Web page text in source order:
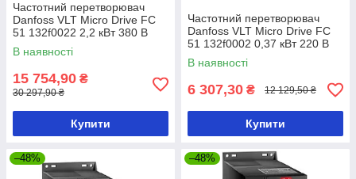
Частотний перетворювач
Danfoss VLT Micro Drive FC
51 132f0022 2,2 кВт 380 В
В наявності
15 754,90 ₴
30 297,90 ₴
Купити
Частотний перетворювач
Danfoss VLT Micro Drive FC
51 132f0002 0,37 кВт 220 В
В наявності
6 307,30 ₴ 12 129,50 ₴
Купити
–48% –48%